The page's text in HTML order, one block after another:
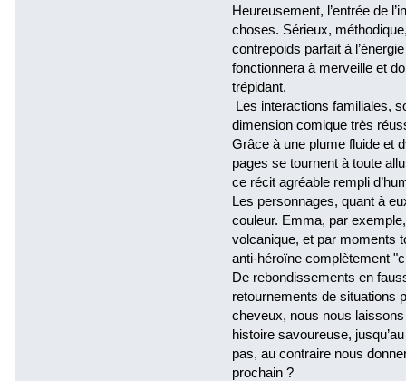
Heureusement, l’entrée de
choses. Sérieux,
contrepoids parfait à
fonctionnera à merveille et
trépidant.
Les interactions familiales,
dimension comique très
Grâce à une plume fluide et
pages se tournent à toute
ce récit agréable rempli
Les personnages, quant à
couleur. Emma, par
volcanique, et par moments
anti-héroïne complètement
De rebondissements en
retournements de situations
cheveux, nous nous
histoire savoureuse,
pas, au contraire nous
prochain ?